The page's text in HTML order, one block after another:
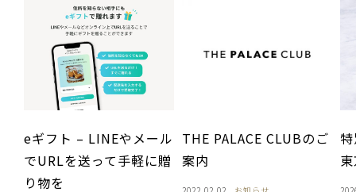
eギフト – LINEやメール
でURLを送って手軽に贈
り物を
THE PALACE CLUBのご
案内